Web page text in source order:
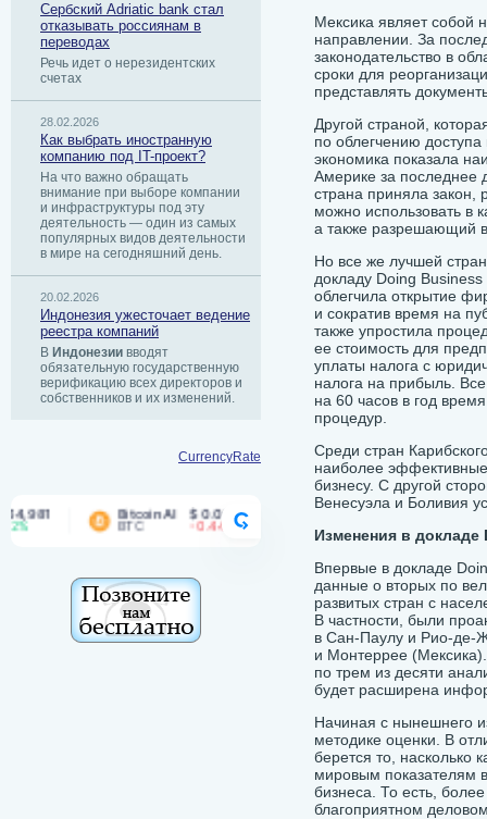
Мексика являет собой
направлении. За
законодательство в
сроки для
представлять
Другой страной,
по облегчению
экономика показала
Америке за последнее
страна приняла
можно использовать в
а также разрешающий
Но все же лучшей
докладу Doing
облегчила открытие
и сократив время на
также упростила
ее стоимость для
уплаты налога с
налога на прибыль.
на 60 часов в год
процедур.
Среди стран
наиболее
бизнесу. С другой
Венесуэла и Боливия
Изменения в
Впервые в докладе
данные о вторых по
развитых стран с
В частности, были
в Сан-Паулу и Рио-де-
и Монтеррее
по трем из десяти
будет расширена
Начиная с нынешнего
методике оценки. В
берется то, насколько
мировым показателям
бизнеса. То есть,
благоприятном
Сербский ​Adriatic bank стал
отказывать россиянам в
переводах
Речь идет о нерезидентских
счетах
28.02.2026
Как выбрать иностранную
компанию под IT-проект?
На что важно обращать
внимание при выборе компании
и инфраструктуры под эту
деятельность — один из самых
популярных видов деятельности
в мире на сегодняшний день.
20.02.2026
Индонезия ужесточает ведение
реестра компаний
В Индонезии вводят
обязательную государственную
верификацию всех директоров и
собственников и их изменений.
CurrencyRate
Bitcoin AI
BTC
$ 0.00171
-0.44%
Bitcoin Cash